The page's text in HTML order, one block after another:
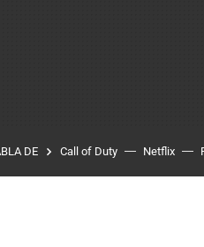
DE Call of Duty Netflix